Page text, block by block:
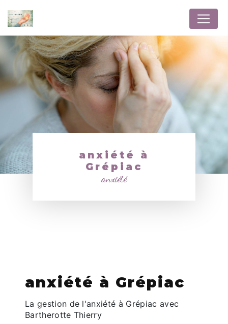
anxiété à
Grépiac
anxiété
anxiété à Grépiac
La gestion de l'anxiété à Grépiac avec
Bartherotte Thierry